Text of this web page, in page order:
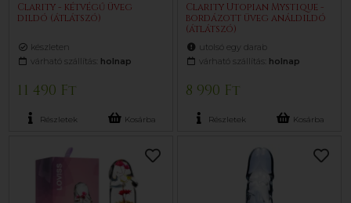
Clarity - kétvégű üveg
dildó (átlátszó)
készleten
várható szállítás: holnap
11 490 Ft
Részletek Kosárba
Clarity Utopian Mystique -
bordázott üveg análdildó
(átlátszó)
utolsó egy darab
várható szállítás: holnap
8 990 Ft
Részletek Kosárba